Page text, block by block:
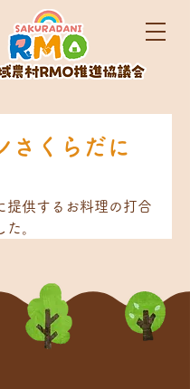
さくらだに
提供するお料理の打合
。